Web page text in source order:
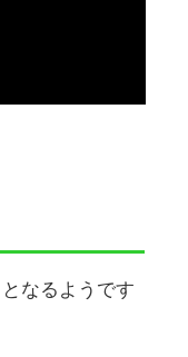
となるようです